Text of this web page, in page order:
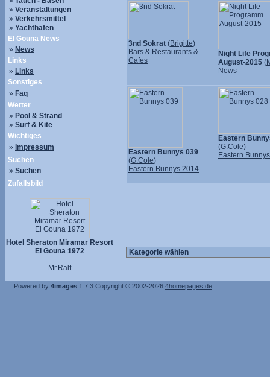
» Veranstaltungen
» Verkehrsmittel
» Yachthäfen
El Gouna News
» News
Links
» Links
Sonstiges
» Faq
Wetter
» Pool & Strand
» Surf & Kite
Wichtiges
» Impressum
Suchen
» Suchen
Zufallsbild
Hotel Sheraton Miramar Resort
El Gouna 1972
Mr.Ralf
3nd Sokrat (Brigitte)
Bars & Restaurants &
Cafes
Night Life
August-2015 (
News
Eastern Bunnys 039
(G.Cole)
Eastern Bunnys 2014
Eastern
(G.Cole)
Eastern
Powered by 4images 1.7.3 Copyright © 2002-2026 4homepages.de